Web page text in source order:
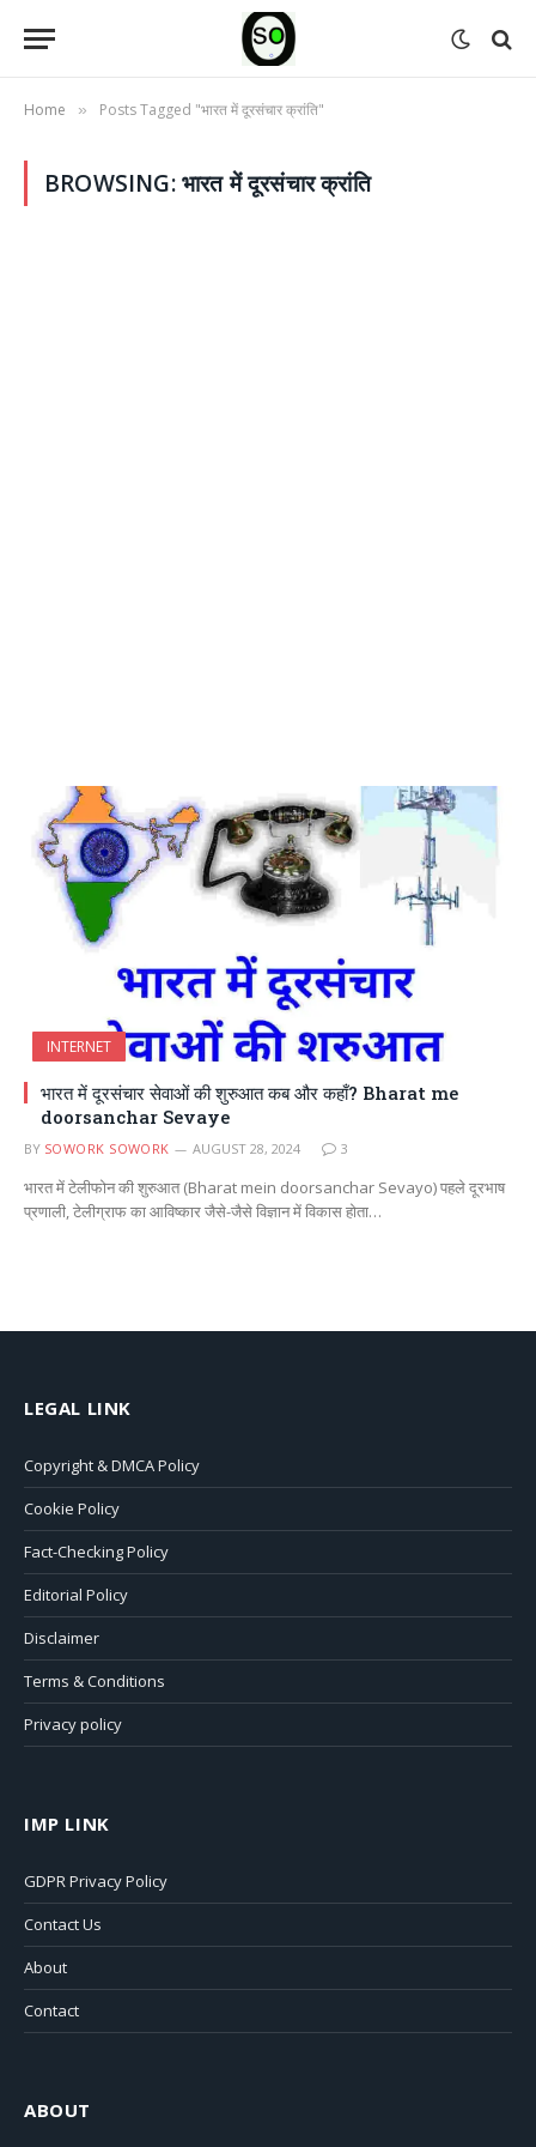
Home » Posts Tagged "भारत में दूरसंचार क्रांति"
BROWSING:भारत में दूरसंचार क्रांति
INTERNET
भारत में दूरसंचार सेवाओं की शुरुआत कब और कहाँ? Bharat me
doorsanchar Sevaye
BY SOWORK SOWORK AUGUST 28, 2024 3
भारत में टेलीफोन की शुरुआत (Bharat mein doorsanchar Sevayo) पहले दूरभाष
प्रणाली, टेलीग्राफ का आविष्कार जैसे-जैसे विज्ञान में विकास होता…
LEGAL LINK
Copyright & DMCA Policy
Cookie Policy
Fact-Checking Policy
Editorial Policy
Disclaimer
Terms & Conditions
Privacy policy
IMP LINK
GDPR Privacy Policy
Contact Us
About
Contact
ABOUT